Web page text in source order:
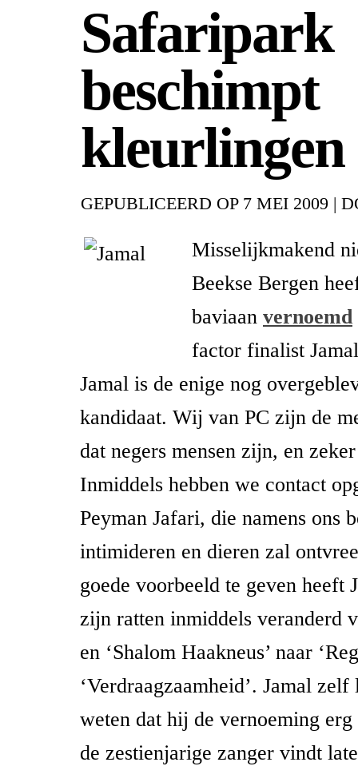
Safaripark
beschimpt
kleurlingen
GEPUBLICEERD OP 7 MEI 2009 |
Misselijkmakend
Beekse Bergen
baviaan vernoemd
factor finalist
Jamal is de enige nog
kandidaat. Wij van PC zijn de
dat negers mensen zijn, en
Inmiddels hebben we contact
Peyman Jafari, die namens ons
intimideren en dieren zal
goede voorbeeld te geven heeft
zijn ratten inmiddels veranderd
en ‘Shalom Haakneus’ naar
‘Verdraagzaamheid’. Jamal
weten dat hij de vernoeming
de zestienjarige zanger vindt